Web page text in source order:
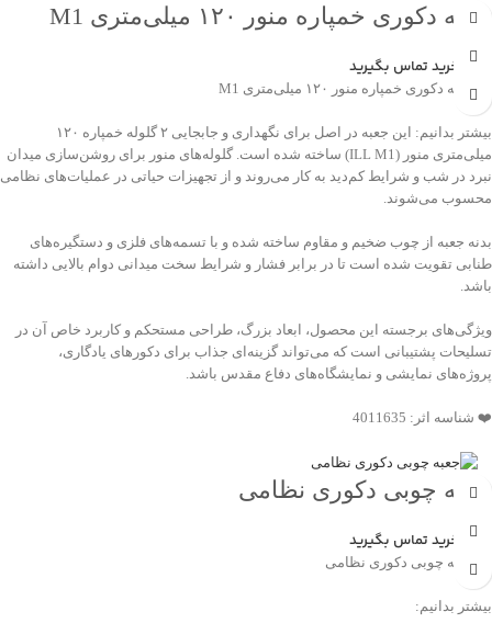
جعبه دکوری خمپاره منور ۱۲۰ میلی‌متری M1
جهت خرید تماس بگیرید
💠 جعبه دکوری خمپاره منور ۱۲۰ میلی‌متری M1
بیشتر بدانیم: این جعبه در اصل برای نگهداری و جابجایی ۲ گلوله خمپاره ۱۲۰
میلی‌متری منور (ILL M1) ساخته شده است. گلوله‌های منور برای روشن‌سازی میدان
نبرد در شب و شرایط کم‌دید به کار می‌روند و از تجهیزات حیاتی در عملیات‌های نظامی
محسوب می‌شوند.
بدنه جعبه از چوب ضخیم و مقاوم ساخته شده و با تسمه‌های فلزی و دستگیره‌های
طنابی تقویت شده است تا در برابر فشار و شرایط سخت میدانی دوام بالایی داشته
باشد.
ویژگی‌های برجسته این محصول، ابعاد بزرگ، طراحی مستحکم و کاربرد خاص آن در
تسلیحات پشتیبانی است که می‌تواند گزینه‌ای جذاب برای دکورهای یادگاری،
پروژه‌های نمایشی و نمایشگاه‌های دفاع مقدس باشد.
❤️ شناسه اثر: 4011635
جعبه چوبی دکوری نظامی
جهت خرید تماس بگیرید
💠 جعبه چوبی دکوری نظامی
بیشتر بدانیم: